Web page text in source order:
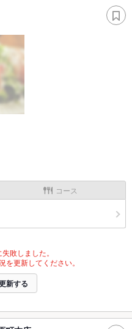
コース
敗しました。
更新してください。
新する